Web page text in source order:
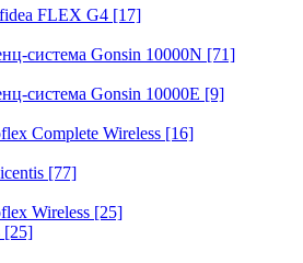
FLEX G4 [17]
система Gonsin 10000N [71]
система Gonsin 10000E [9]
Complete Wireless [16]
[77]
Wireless [25]
[25]